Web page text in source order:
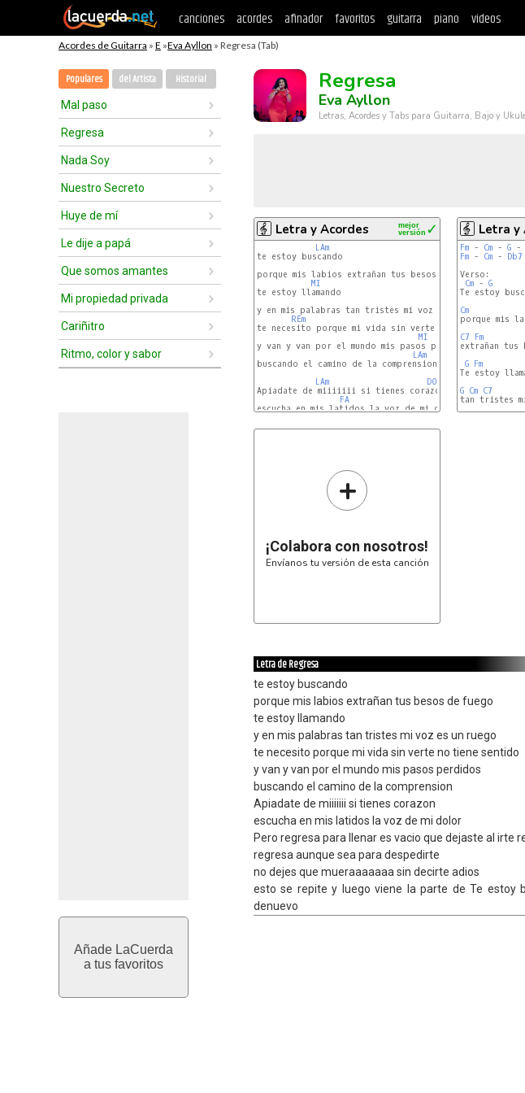
canciones acordes afinador favoritos guitarra piano videos
Acordes de Guitarra » E »Eva Ayllon » Regresa (Tab)
Populares del Artista Historial
Mal paso
Regresa
Nada Soy
Nuestro Secreto
Huye de mí
Le dije a papá
Que somos amantes
Mi propiedad privada
Cariñitro
Ritmo, color y sabor
Añade LaCuerda
a tus favoritos
Regresa
Eva Ayllon
Letras, Acordes y Tabs para Guitarra, Bajo y
Letra y Acordes ✓
mejor
versión
LAm
te estoy buscando
porque mis labios extrañan tus besos de fuego
MI
te estoy llamando
y en mis palabras tan tristes mi voz es un ruego
REm
LAm
te necesito porque mi vida sin verte no tiene sentido
MI
y van y van por el mundo mis pasos perdidos
LAm
buscando el camino de la comprension
LAm
DO
Apiadate de miiiiiii si tienes corazon
FA
escucha en mis latidos la voz de mi dolor
Letra y
Fm - Cm - G -
Fm - Cm - Db7
Verso:
Cm - G
Te estoy
Cm
C7
Fm
extrañan tus
G Fm
Te estoy
G Cm C7
tan tristes
+
¡Colabora con nosotros!
Envíanos tu versión de esta canción
Letra de Regresa
te estoy buscando
porque mis labios extrañan tus besos de fuego
te estoy llamando
y en mis palabras tan tristes mi voz es un ruego
te necesito porque mi vida sin verte no tiene sentido
y van y van por el mundo mis pasos perdidos
buscando el camino de la comprension
Apiadate de miiiiiii si tienes corazon
escucha en mis latidos la voz de mi dolor
Pero regresa para llenar es vacio que dejaste al irte
regresa aunque sea para despedirte
no dejes que mueraaaaaaa sin decirte adios
esto se repite y luego viene la parte de Te estoy
denuevo